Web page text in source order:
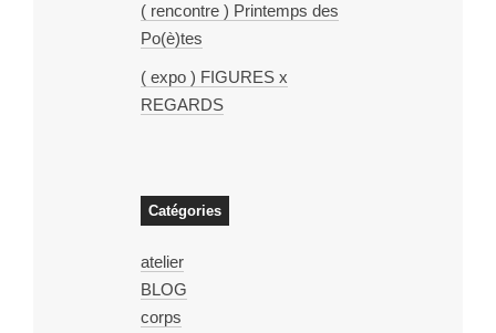
( rencontre ) Printemps des
Po(è)tes
( expo ) FIGURES x
REGARDS
Catégories
atelier
BLOG
corps